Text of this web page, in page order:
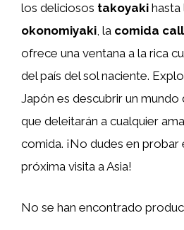
los deliciosos takoyaki
okonomiyaki, la comida
ofrece una ventana a la rica
del país del sol naciente.
Japón es descubrir un mundo
que deleitarán a cualquier
comida. ¡No dudes en probar
próxima visita a Asia!
No se han encontrado